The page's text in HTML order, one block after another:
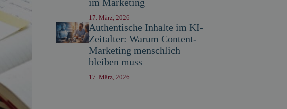
im Marketing
17. März, 2026
Authentische Inhalte im KI-
Zeitalter: Warum Content-
Marketing menschlich
bleiben muss
17. März, 2026